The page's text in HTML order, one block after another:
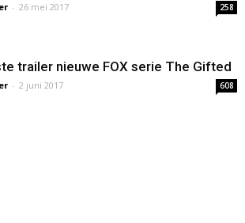
- 26 mei 2017 258
trailer nieuwe FOX serie The Gifted
- 2 juni 2017 608